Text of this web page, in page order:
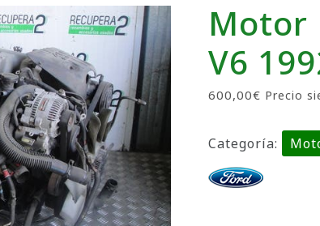
Motor
V6
600,00€ Precio
Categoría: